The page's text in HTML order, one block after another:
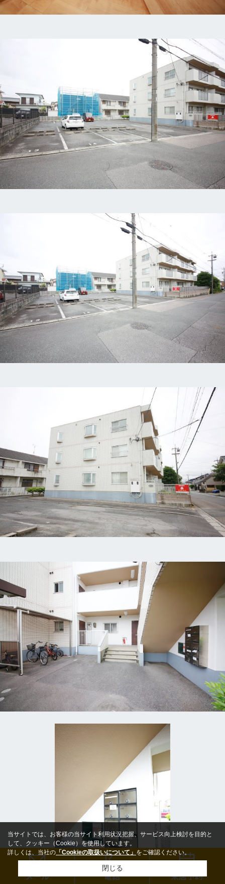
メール 電話 来店予約
当サイトでは、お客様の当サイト利用状況把握、サービス向上検討を目的と
して、クッキー（Cookie）を使用しています。
詳しくは、当社の 「Cookieの取扱いについて」 をご確認ください。
閉じる